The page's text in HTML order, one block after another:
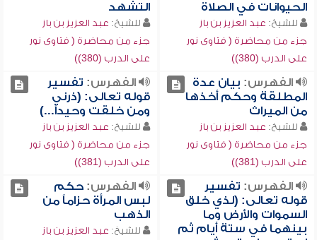
الحيوانات في الصلاة
للشيخ: عبد العزيز بن باز
جزء من محاضرة ( فتاوى نور
على الدرب (380))
التشهد
للشيخ: عبد العزيز بن باز
جزء من محاضرة ( فتاوى نور
على الدرب (380))
الفهرس: بيان عدة
المطلقة وحكم أخذها
من الميراث
للشيخ: عبد العزيز بن باز
جزء من محاضرة ( فتاوى نور
على الدرب (381))
الفهرس: تفسير
قوله تعالى: (ذرني
ومن خلقت وحيداً...)
للشيخ: عبد العزيز بن باز
جزء من محاضرة ( فتاوى نور
على الدرب (381))
الفهرس: تفسير
قوله تعالى: (لذي خلق
السموات والأرض وما
بينهما في ستة أيام ثم
الفهرس:حكم
لبس المرأة حزاماً من
الذهب
للشيخ: عبد العزيز بن باز